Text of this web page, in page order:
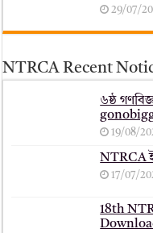
29/07/
NTRCA Recent
৬ষ্ঠ
19/08/
NTRCA
17/07/
18th